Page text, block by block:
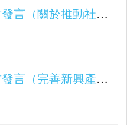
2025.06.10議程前發言（關於推動社區經濟）
2025.05.19議程前發言（完善新興產業發展和保就業措施）